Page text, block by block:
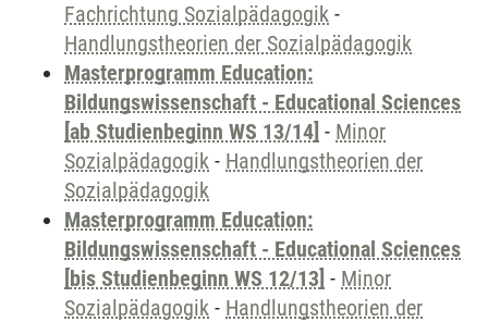
Fachrichtung Sozialpädagogik -
Handlungstheorien der Sozialpädagogik
Masterprogramm Education:
Bildungswissenschaft - Educational Sciences
[ab Studienbeginn WS 13/14] - Minor
Sozialpädagogik - Handlungstheorien der
Sozialpädagogik
Masterprogramm Education:
Bildungswissenschaft - Educational Sciences
[bis Studienbeginn WS 12/13] - Minor
Sozialpädagogik - Handlungstheorien der